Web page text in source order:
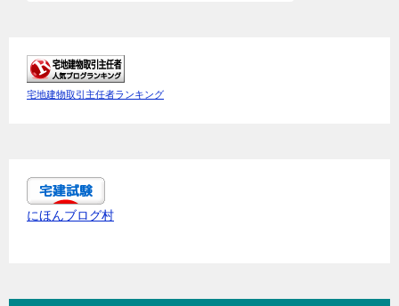
宅地建物取引主任者ランキング
にほんブログ村